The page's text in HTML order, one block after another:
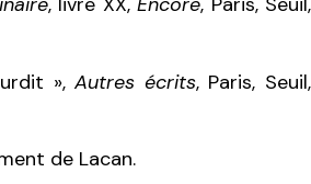
»,Autres écrits, Paris, Seuil,
de Lacan.